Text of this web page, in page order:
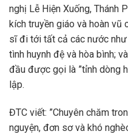
nghị Lễ Hiện Xuống, Thánh
kích truyền giáo và hoàn vũ
sĩ đi tới tất cả các nước
tình huynh đệ và hòa bình;
đầu được gọi là ”tỉnh dòng
lập.
ĐTC viết: ”Chuyên chăm
nguyện, đơn sơ và khó